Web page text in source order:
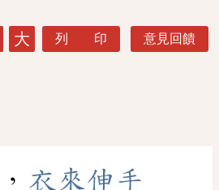
大 列 印 意見回饋
， 衣 來伸手